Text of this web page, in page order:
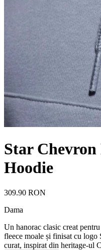
Star
Hoodie
309.90 RON
Dama
Un hanorac clasic creat
fleece moale și finisat cu
curat, inspirat din heritage-ul